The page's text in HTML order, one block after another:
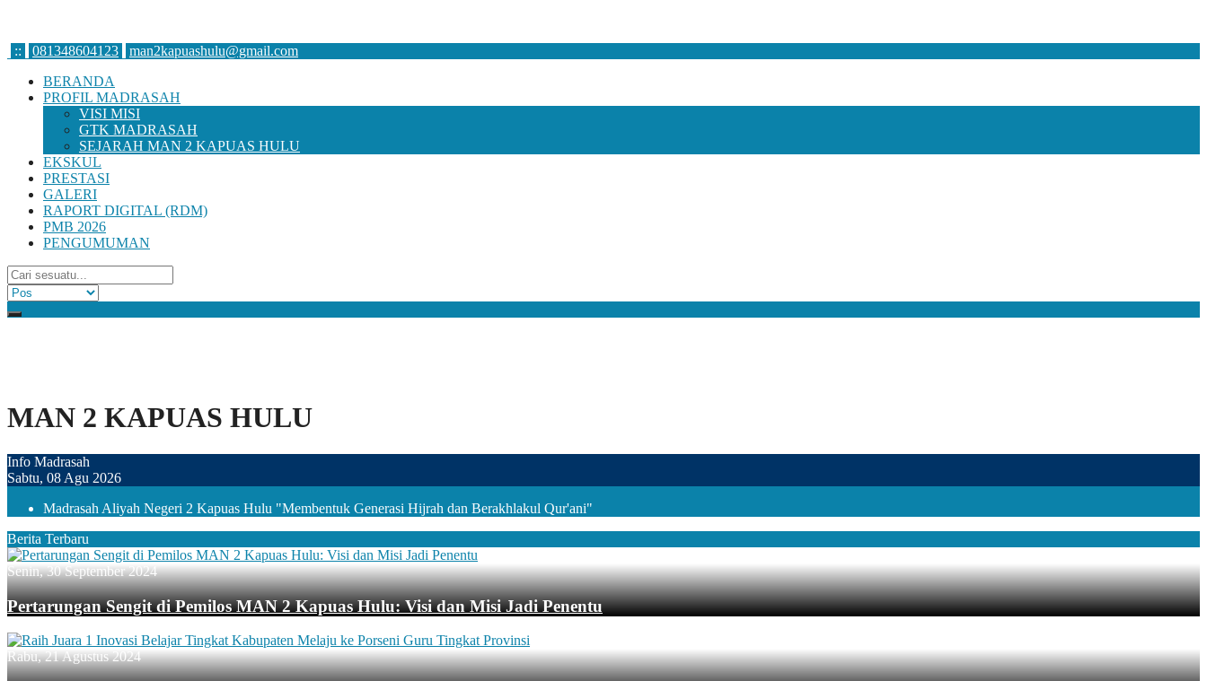
:: 081348604123
man2kapuashulu@gmail.com
BERANDA
PROFIL MADRASAH
VISI MISI
GTK MADRASAH
SEJARAH MAN 2 KAPUAS HULU
EKSKUL
PRESTASI
GALERI
RAPORT DIGITAL (RDM)
PMB 2026
PENGUMUMAN
MAN 2 KAPUAS HULU
Info Madrasah
Sabtu, 08 Agu 2026
Madrasah Aliyah Negeri 2 Kapuas Hulu "Membentuk Generasi Hijrah dan Berakhlakul Qur'ani"
Berita Terbaru
Senin, 30 September 2024
Pertarungan Sengit di Pemilos MAN 2 Kapuas Hulu: Visi dan Misi Jadi Penentu
Rabu, 21 Agustus 2024